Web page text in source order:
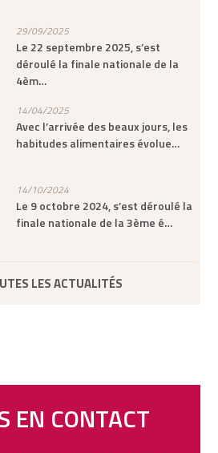
29/09/2025
Le 22 septembre 2025, s’est
déroulé la finale nationale de la
4èm…
14/04/2025
Avec l’arrivée des beaux jours, les
habitudes alimentaires évolue…
14/10/2024
Le 9 octobre 2024, s’est déroulé la
finale nationale de la 3ème é…
LES ACTUALITÉS
EN CONTACT